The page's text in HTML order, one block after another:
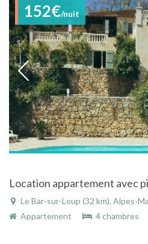
152€/nuit
Le Bar-sur-Loup (32 km), Alpes-
Appartement
4 chambres